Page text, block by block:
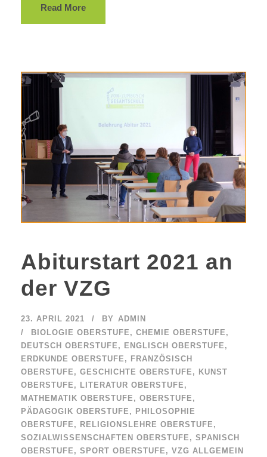
Read More
Abiturstart 2021 an
der VZG
23. APRIL 2021 BY ADMIN
BIOLOGIE OBERSTUFE , CHEMIE OBERSTUFE ,
DEUTSCH OBERSTUFE , ENGLISCH OBERSTUFE ,
ERDKUNDE OBERSTUFE , FRANZÖSISCH
OBERSTUFE , GESCHICHTE OBERSTUFE , KUNST
OBERSTUFE , LITERATUR OBERSTUFE ,
MATHEMATIK OBERSTUFE , OBERSTUFE ,
PÄDAGOGIK OBERSTUFE , PHILOSOPHIE
OBERSTUFE , RELIGIONSLEHRE OBERSTUFE ,
SOZIALWISSENSCHAFTEN OBERSTUFE , SPANISCH
OBERSTUFE , SPORT OBERSTUFE , VZG ALLGEMEIN